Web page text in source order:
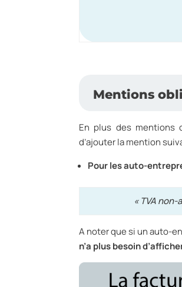
Mentions
En plus des mentions
d’ajouter la mention
Pour les auto-
« TVA
A noter que si un auto-
n’a plus besoin